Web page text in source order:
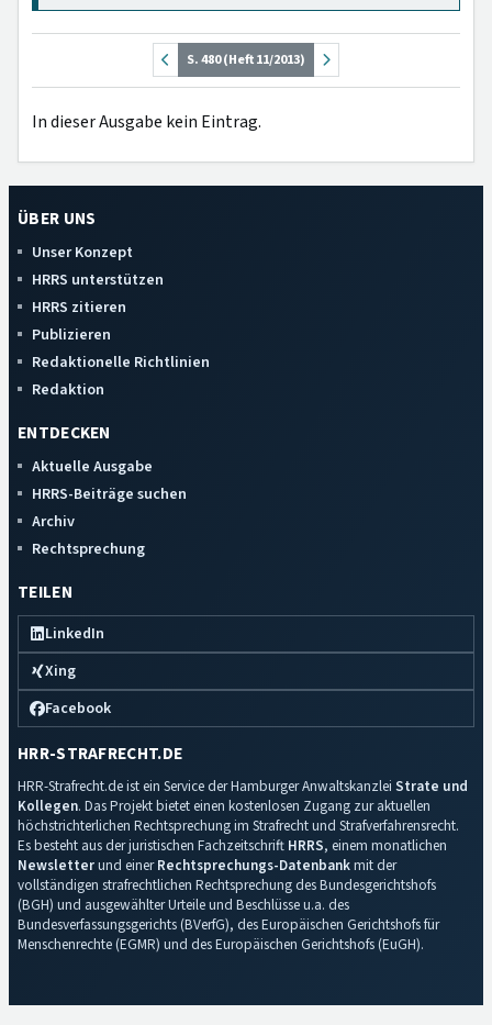
S. 480 (Heft 11/2013)
In dieser Ausgabe kein Eintrag.
ÜBER UNS
Unser Konzept
HRRS unterstützen
HRRS zitieren
Publizieren
Redaktionelle Richtlinien
Redaktion
ENTDECKEN
Aktuelle Ausgabe
HRRS-Beiträge suchen
Archiv
Rechtsprechung
TEILEN
LinkedIn
Xing
Facebook
HRR-STRAFRECHT.DE
HRR-Strafrecht.de ist ein Service der Hamburger Anwaltskanzlei Strate und
Kollegen. Das Projekt bietet einen kostenlosen Zugang zur aktuellen
höchstrichterlichen Rechtsprechung im Strafrecht und Strafverfahrensrecht.
Es besteht aus der juristischen Fachzeitschrift HRRS, einem monatlichen
Newsletterund einerRechtsprechungs-Datenbankmit der
vollständigen strafrechtlichen Rechtsprechung des Bundesgerichtshofs
(BGH) und ausgewählter Urteile und Beschlüsse u.a. des
Bundesverfassungsgerichts (BVerfG), des Europäischen Gerichtshofs für
Menschenrechte (EGMR) und des Europäischen Gerichtshofs (EuGH).